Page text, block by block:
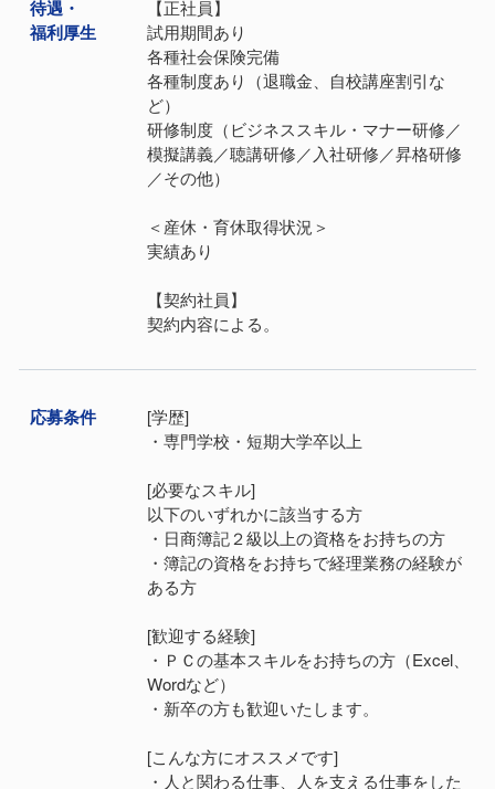
待遇・
福利厚⽣
【正社員】
試用期間あり
各種社会保険完備
各種制度あり（退職金、自校講座割引な
ど）
研修制度（ビジネススキル・マナー研修／
模擬講義／聴講研修／入社研修／昇格研修
／その他）
＜産休・育休取得状況＞
実績あり
【契約社員】
契約内容による。
応募条件
[学歴]
・専門学校・短期大学卒以上
[必要なスキル]
以下のいずれかに該当する方
・日商簿記２級以上の資格をお持ちの方
・簿記の資格をお持ちで経理業務の経験が
ある方
[歓迎する経験]
・ＰＣの基本スキルをお持ちの方（Excel、
Wordなど）
・新卒の方も歓迎いたします。
[こんな方にオススメです]
・人と関わる仕事、人を支える仕事をした